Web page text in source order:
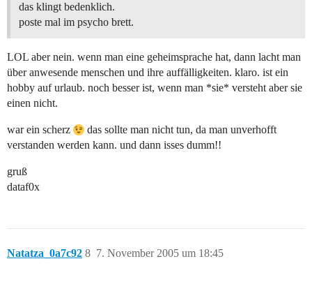
das klingt bedenklich.
poste mal im psycho brett.
LOL aber nein. wenn man eine geheimsprache hat, dann lacht man
über anwesende menschen und ihre auffälligkeiten. klaro. ist ein
hobby auf urlaub. noch besser ist, wenn man *sie* versteht aber sie
einen nicht.
war ein scherz
das sollte man nicht tun, da man unverhofft
verstanden werden kann. und dann isses dumm!!
gruß
dataf0x
Natatza_0a7c92 7. November 2005 um 18:45
8